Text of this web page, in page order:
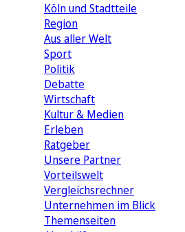
Köln und Stadtteile
Region
Aus aller Welt
Sport
Politik
Debatte
Wirtschaft
Kultur & Medien
Erleben
Ratgeber
Unsere Partner
Vorteilswelt
Vergleichsrechner
Unternehmen im Blick
Themenseiten